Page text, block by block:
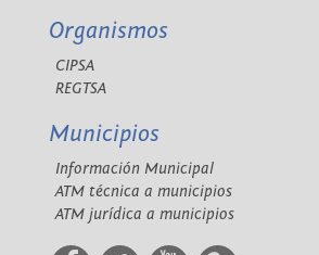
Organismos
CIPSA
REGTSA
Municipios
Información Municipal
ATM técnica a municipios
ATM jurídica a municipios